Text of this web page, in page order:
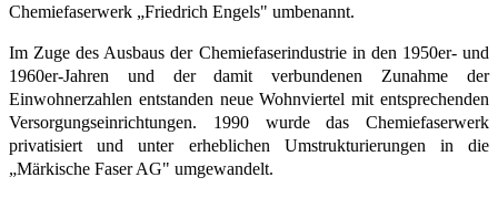
Chemiefaserwerk „Friedrich Engels" umbenannt.
Im Zuge des Ausbaus der Chemiefaserindustrie in den 1950er- und
1960er-Jahren und der damit verbundenen Zunahme der
Einwohnerzahlen entstanden neue Wohnviertel mit entsprechenden
Versorgungseinrichtungen. 1990 wurde das Chemiefaserwerk
privatisiert und unter erheblichen Umstrukturierungen in die
„Märkische Faser AG" umgewandelt.